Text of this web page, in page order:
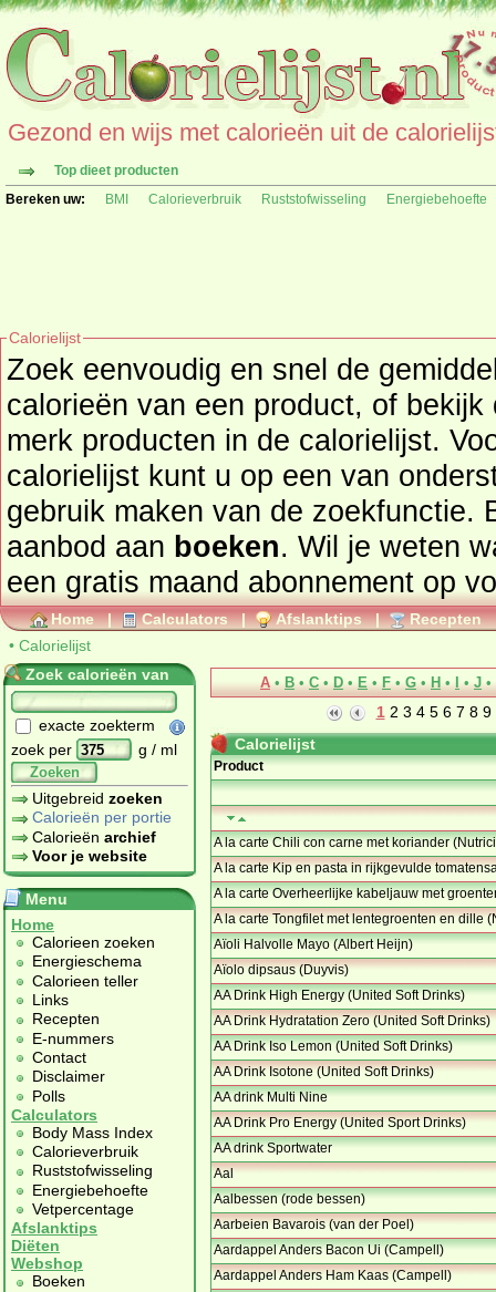
Gezond en wijs met calorieën uit de
Top dieet producten
Bereken uw:
BMI Calorieverbruik Ruststofwisseling Energiebehoefte
Calorielijst
Zoek eenvoudig en snel de
calorieën van een product, of
merk producten in de calorielijst.
calorielijst kunt u op een van
gebruik maken van de zoekfunctie.
aanbod aan boeken. Wil je weten
een gratis maand abonnement op
Home | Calculators | Afslanktips | Recepten
• Calorielijst
Zoek calorieën van
exacte zoekterm
zoek per
g / ml
Zoeken
Uitgebreid zoeken
Calorieën per portie
Calorieën archief
Voor je website
Menu
Home
Calorieen zoeken
Energieschema
Calorieen teller
Links
Recepten
E-nummers
Contact
Disclaimer
Polls
Calculators
Body Mass Index
Calorieverbruik
Ruststofwisseling
Energiebehoefte
Vetpercentage
Afslanktips
Diëten
Webshop
Boeken
A • B • C • D • E • F • G • H • • J •
1 2 3 4 5 6 7 8 9
Calorielijst
Product
A la carte Chili con carne met koriander
A la carte Kip en pasta in rijkgevulde
A la carte Overheerlijke kabeljauw met
A la carte Tongfilet met lentegroenten en dille
Aïoli Halvolle Mayo (Albert Heijn)
Aïolo dipsaus (Duyvis)
AA Drink High Energy (United Soft Drinks)
AA Drink Hydratation Zero (United Soft Drinks)
AA Drink Iso Lemon (United Soft Drinks)
AA Drink Isotone (United Soft Drinks)
AA drink Multi Nine
AA Drink Pro Energy (United Sport Drinks)
AA drink Sportwater
Aal
Aalbessen (rode bessen)
Aarbeien Bavarois (van der Poel)
Aardappel Anders Bacon Ui (Campell)
Aardappel Anders Ham Kaas (Campell)